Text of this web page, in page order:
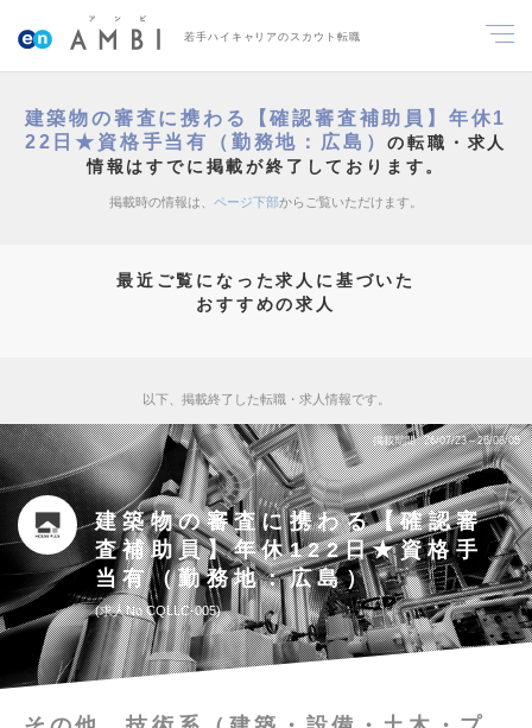
若手ハイキャリアのスカウト転職
建築物の審査に携わる【確認審査補助員】年休1
22日★資格手当有（勤務地：広島）の転職・求人
情報はすでに掲載が終了しております。
掲載時の情報は、 ページ下部からご覧いただけます。
最近ご覧になった求人に基づいた
おすすめの求人
以下、掲載終了した転職・求人情報です。
掲載期間 26/07/23～26/08/05
建築物の審査に携わる【確認審
査補助員】年休122日★資格手
当有（勤務地：広島）
求人No.CQLLC-005